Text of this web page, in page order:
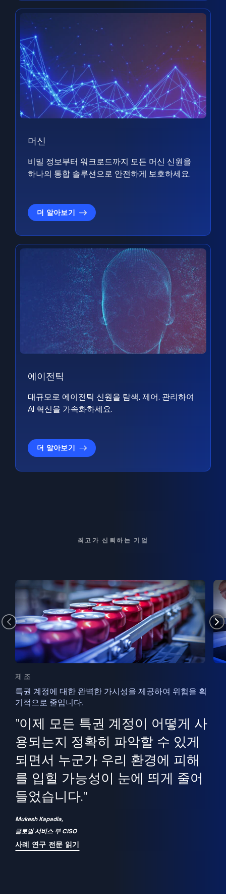
머신
비밀 정보부터 워크로드까지 모든 머신 신원을
하나의 통합 솔루션으로 안전하게 보호하세요.
더 알아보기
에이전틱
대규모로 에이전틱 신원을 탐색, 제어, 관리하여
AI 혁신을 가속화하세요.
더 알아보기
최고가 신뢰하는 기업
제조
특권 계정에 대한 완벽한 가시성을 제공하여 위험을 획
기적으로 줄입니다.
"이제 모든 특권 계정이 어떻게 사
용되는지 정확히 파악할 수 있게
되면서 누군가 우리 환경에 피해
를 입힐 가능성이 눈에 띄게 줄어
들었습니다."
Mukesh Kapadia,
글로벌 서비스 부 CISO
사례 연구 전문 읽기